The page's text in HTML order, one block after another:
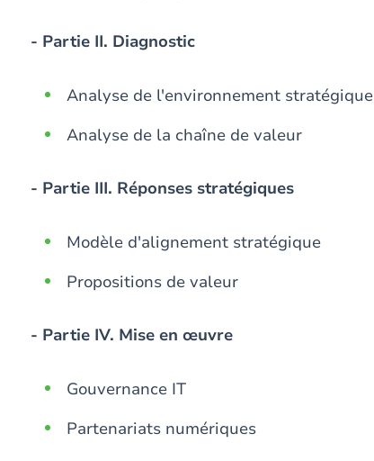
- Partie II. Diagnostic
Analyse de l'environnement stratégique
Analyse de la chaîne de valeur
- Partie III. Réponses stratégiques
Modèle d'alignement stratégique
Propositions de valeur
- Partie IV. Mise en œuvre
Gouvernance IT
Partenariats numériques